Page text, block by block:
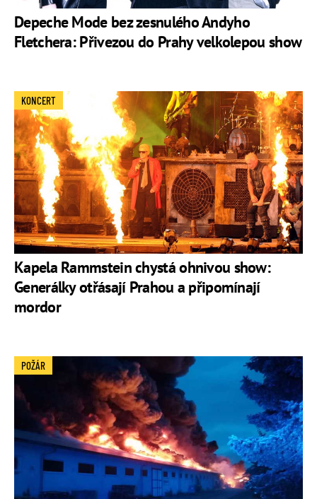
Depeche Mode bez zesnulého Andyho
Fletchera: Přivezou do Prahy velkolepou show
Kapela Rammstein chystá ohnivou show:
Generálky otřásají Prahou a připomínají
mordor
KONCERT
POŽÁR